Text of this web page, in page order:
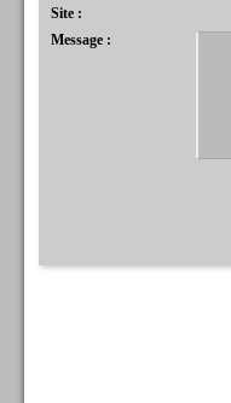
Site :
Message :